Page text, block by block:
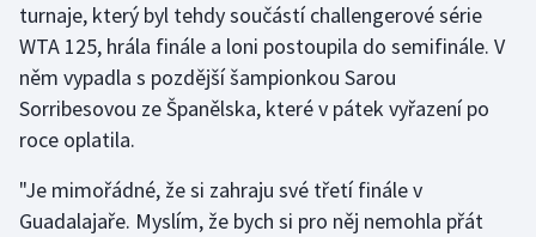
Házená
Jezdectví
Judo
Krasobruslení
turnaje, který byl tehdy součástí challengerové série
WTA 125, hrála finále a loni postoupila do semifinále. V
něm vypadla s pozdější šampionkou Sarou
Sorribesovou ze Španělska, které v pátek vyřazení po
roce oplatila.
"Je mimořádné, že si zahraju své třetí finále v
Guadalajaře. Myslím, že bych si pro něj nemohla přát